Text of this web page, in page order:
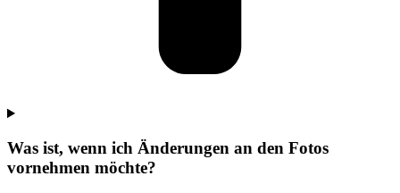
Was ist, wenn ich Änderungen an den Fotos
vornehmen möchte?